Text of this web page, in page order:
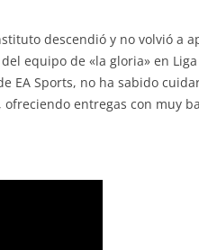
descendió y no volvió a
equipo de «la gloria» en Liga
EA Sports, no ha sabido
entregas con muy